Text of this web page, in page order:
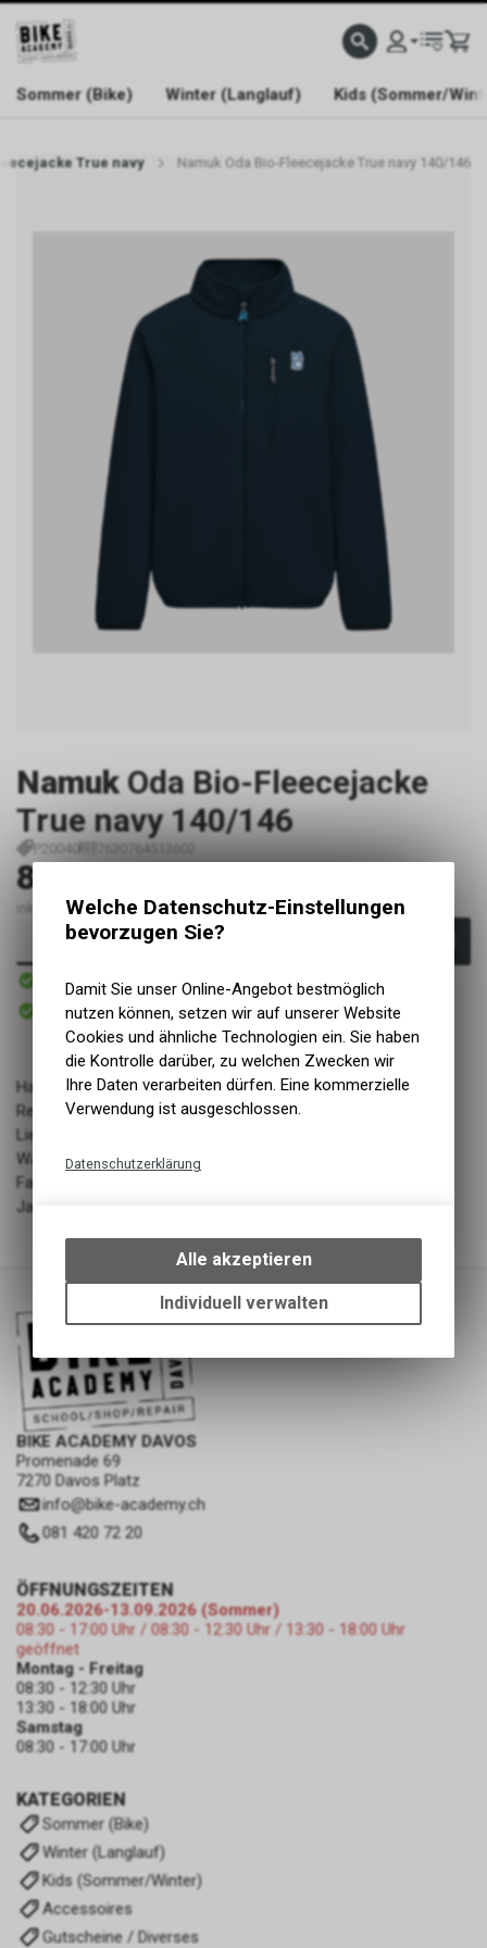
WELCOME TO BIKE ACADEMY
Sommer (Bike) Winter (Langlauf) Kids (Sommer/
True navy Namuk Oda Bio-Fleecejacke True navy 140/146
Namuk Oda Bio-Fleecejacke
True navy 140/146
P20040 7630764513602
89.00
inkl. MwSt., zzgl. Versandkosten
In den Warenkorb
Versand
Sofort abholbar
Abholung BIKE ACADEMY DAVOS
Hauptmaterial 100% Recycling-Polyester (Post Consumer
Rezyklat)
Lieferant: Namuk
Warengruppe: Bekleidung - Kinder
Farbe: True navy
Jahrgang: SS24
BIKE ACADEMY DAVOS
Promenade 69
7270 Davos Platz
info@bike-academy.ch
081 420 72 20
KATEGORIEN
Sommer (Bike)
Winter (Langlauf)
Kids (Sommer/Winter)
Accessoires
Gutscheine / Diverses
ÖFFNUNGSZEITEN
20.06.2026-13.09.2026 (Sommer)
08:30 - 17:00 Uhr / 08:30 - 12:30 Uhr / 13:30 - 18:00 Uhr
geöffnet
Montag - Freitag
08:30 - 12:30 Uhr
13:30 - 18:00 Uhr
Samstag
08:30 - 17:00 Uhr
Welche Datenschutz-Einstellungen
bevorzugen Sie?
Damit Sie unser Online-Angebot bestmöglich
nutzen können, setzen wir auf unserer Website
Cookies und ähnliche Technologien ein. Sie haben
die Kontrolle darüber, zu welchen Zwecken wir
Ihre Daten verarbeiten dürfen. Eine kommerzielle
Verwendung ist ausgeschlossen.
Datenschutzerklärung
bestimmte Interaktionen und
Einstellungen auf Ihrem Gerät,
um die grundlegenden
Funktionen unseres Online-
des Warenkorbs, zu
ermöglichen. Bitte beachten Sie,
dass die gespeicherten Daten
keinerlei Rückschlüsse auf Ihre
Alle akzeptieren
Individuell verwalten